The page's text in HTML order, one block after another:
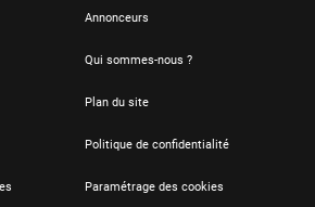
Annonceurs
Qui sommes-nous ?
Plan du site
Politique de confidentialité
Paramétrage des cookies